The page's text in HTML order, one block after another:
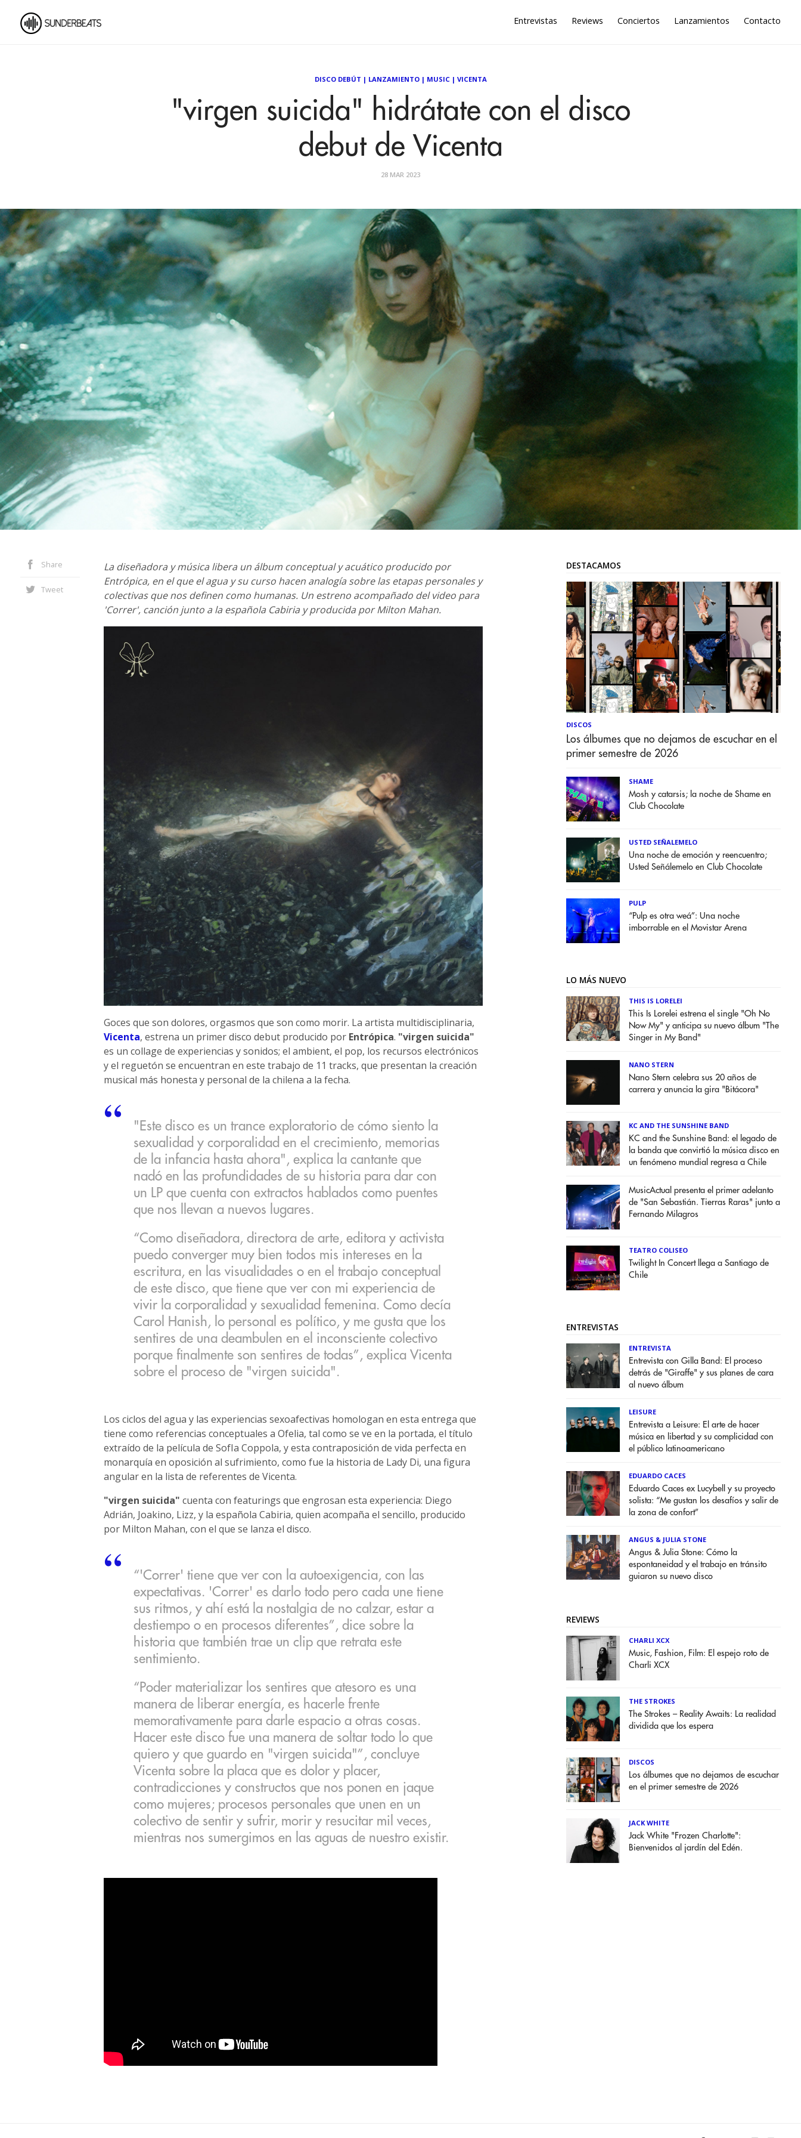
Entrevistas Reviews Conciertos Lanzamientos Contacto
DISCO DEBÚT | LANZAMIENTO| MUSIC| VICENTA
"virgen suicida" hidrátate con el disco
debut de Vicenta
28 MAR 2023
Share
Tweet
La diseñadora y música libera un álbum conceptual y acuático producido por
Entrópica, en el que el agua y su curso hacen analogía sobre las etapas personales y
colectivas que nos definen como humanas. Un estreno acompañado del video para
'Correr', canción junto a la española Cabiria y producida por Milton Mahan.
Goces que son dolores, orgasmos que son como morir. La artista multidisciplinaria,
Vicenta, estrena un primer disco debut producido por Entrópica. "virgen suicida"
es un collage de experiencias y sonidos; el ambient, el pop, los recursos electrónicos
y el reguetón se encuentran en este trabajo de 11 tracks, que presentan la creación
musical más honesta y personal de la chilena a la fecha.
"Este disco es un trance exploratorio de cómo siento la
sexualidad y corporalidad en el crecimiento, memorias
de la infancia hasta ahora", explica la cantante que
nadó en las profundidades de su historia para dar con
un LP que cuenta con extractos hablados como puentes
que nos llevan a nuevos lugares.
“Como diseñadora, directora de arte, editora y activista
puedo converger muy bien todos mis intereses en la
escritura, en las visualidades o en el trabajo conceptual
de este disco, que tiene que ver con mi experiencia de
vivir la corporalidad y sexualidad femenina. Como decía
Carol Hanish, lo personal es político, y me gusta que los
sentires de una deambulen en el inconsciente colectivo
porque finalmente son sentires de todas”, explica Vicenta
sobre el proceso de "virgen suicida".
Los ciclos del agua y las experiencias sexoafectivas homologan en esta entrega que
tiene como referencias conceptuales a Ofelia, tal como se ve en la portada, el título
extraído de la película de SofIa Coppola, y esta contraposición de vida perfecta en
monarquía en oposición al sufrimiento, como fue la historia de Lady Di, una figura
angular en la lista de referentes de Vicenta.
"virgen suicida" cuenta con featurings que engrosan esta experiencia: Diego
Adrián, Joakino, Lizz, y la española Cabiria, quien acompaña el sencillo, producido
por Milton Mahan, con el que se lanza el disco.
“'Correr' tiene que ver con la autoexigencia, con las
expectativas. 'Correr' es darlo todo pero cada une tiene
sus ritmos, y ahí está la nostalgia de no calzar, estar a
destiempo o en procesos diferentes”, dice sobre la
historia que también trae un clip que retrata este
sentimiento.
“Poder materializar los sentires que atesoro es una
manera de liberar energía, es hacerle frente
memorativamente para darle espacio a otras cosas.
Hacer este disco fue una manera de soltar todo lo que
quiero y que guardo en "virgen suicida"”, concluye
Vicenta sobre la placa que es dolor y placer,
contradicciones y constructos que nos ponen en jaque
como mujeres; procesos personales que unen en un
colectivo de sentir y sufrir, morir y resucitar mil veces,
mientras nos sumergimos en las aguas de nuestro existir.
DESTACAMOS
DISCOS
Los álbumes que no dejamos de escuchar en el
primer semestre de 2026
SHAME
Mosh y catarsis; la noche de Shame en
Club Chocolate
USTED SEÑALEMELO
Una noche de emoción y reencuentro;
Usted Señálemelo en Club Chocolate
PULP
“Pulp es otra weá”: Una noche
imborrable en el Movistar Arena
LO MÁS NUEVO
THIS IS LORELEI
This Is Lorelei estrena el single "Oh No
Now My" y anticipa su nuevo álbum "The
Singer in My Band"
NANO STERN
Nano Stern celebra sus 20 años de
carrera y anuncia la gira "Bitácora"
KC AND THE SUNSHINE BAND
KC and the Sunshine Band: el legado de
la banda que convirtió la música disco en
un fenómeno mundial regresa a Chile
MusicActual presenta el primer adelanto
de "San Sebastián. Tierras Raras" junto a
Fernando Milagros
TEATRO COLISEO
Twilight In Concert llega a Santiago de
Chile
ENTREVISTAS
ENTREVISTA
Entrevista con Gilla Band: El proceso
detrás de "Giraffe" y sus planes de cara
al nuevo álbum
LEISURE
Entrevista a Leisure: El arte de hacer
música en libertad y su complicidad con
el público latinoamericano
EDUARDO CACES
Eduardo Caces ex Lucybell y su proyecto
solista: “Me gustan los desafíos y salir de
la zona de confort”
ANGUS & JULIA STONE
Angus & Julia Stone: Cómo la
espontaneidad y el trabajo en tránsito
guiaron su nuevo disco
REVIEWS
CHARLI XCX
Music, Fashion, Film: El espejo roto de
Charli XCX
THE STROKES
The Strokes – Reality Awaits: La realidad
dividida que los espera
DISCOS
Los álbumes que no dejamos de escuchar
en el primer semestre de 2026
JACK WHITE
Jack White "Frozen Charlotte":
Bienvenidos al jardín del Edén.